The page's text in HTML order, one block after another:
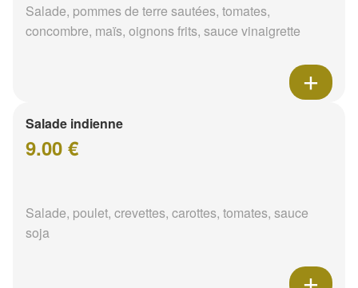
Salade, pommes de terre sautées, tomates,
concombre, maïs, oignons frits, sauce vinaigrette
Salade indienne
9.00 €
Salade, poulet, crevettes, carottes, tomates, sauce
soja